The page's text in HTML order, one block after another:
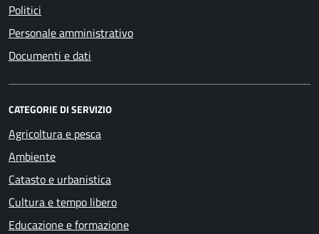
Politici
Personale amministrativo
Documenti e dati
CATEGORIE DI SERVIZIO
Agricoltura e pesca
Ambiente
Catasto e urbanistica
Cultura e tempo libero
Educazione e formazione